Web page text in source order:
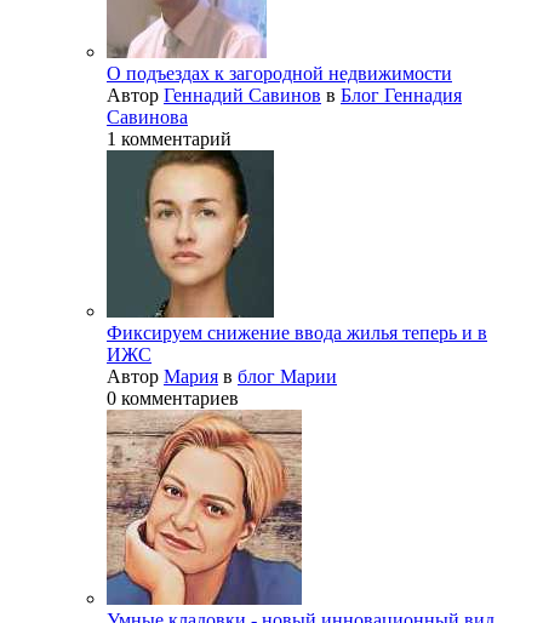
О подъездах к загородной недвижимости
Автор Геннадий Савинов в Блог Геннадия
Савинова
1 комментарий
Фиксируем снижение ввода жилья теперь и в
ИЖС
Автор Мария в блог Марии
0 комментариев